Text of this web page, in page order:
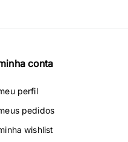
conta
perfil
pedidos
wishlist